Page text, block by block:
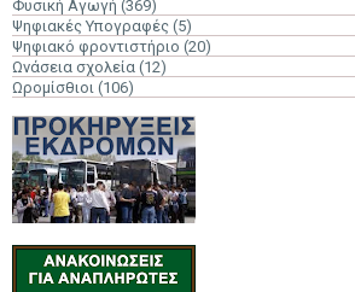
Φυσική Αγωγή (369)
Ψηφιακές Υπογραφές (5)
Ψηφιακό φροντιστήριο (20)
Ωνάσεια σχολεία (12)
Ωρομίσθιοι (106)